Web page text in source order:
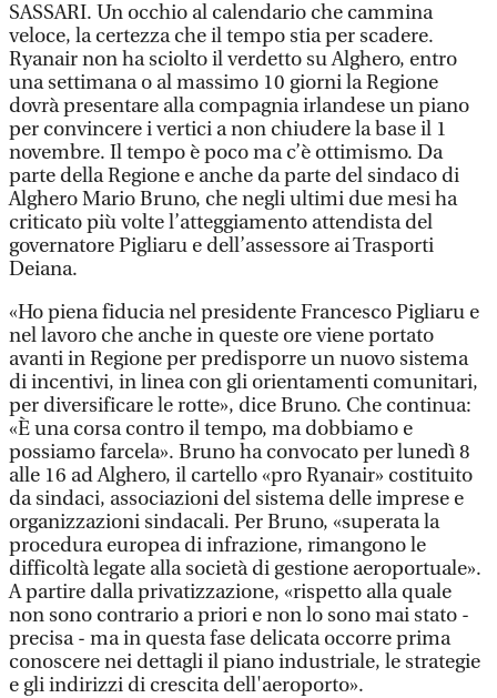
SASSARI. Un occhio al calendario che cammina
veloce, la certezza che il tempo stia per scadere.
Ryanair non ha sciolto il verdetto su Alghero, entro
una settimana o al massimo 10 giorni la Regione
dovrà presentare alla compagnia irlandese un piano
per convincere i vertici a non chiudere la base il 1
novembre. Il tempo è poco ma c’è ottimismo. Da
parte della Regione e anche da parte del sindaco di
Alghero Mario Bruno, che negli ultimi due mesi ha
criticato più volte l’atteggiamento attendista del
governatore Pigliaru e dell’assessore ai Trasporti
Deiana.
«Ho piena fiducia nel presidente Francesco Pigliaru e
nel lavoro che anche in queste ore viene portato
avanti in Regione per predisporre un nuovo sistema
di incentivi, in linea con gli orientamenti comunitari,
per diversificare le rotte», dice Bruno. Che continua:
«È una corsa contro il tempo, ma dobbiamo e
possiamo farcela». Bruno ha convocato per lunedì 8
alle 16 ad Alghero, il cartello «pro Ryanair» costituito
da sindaci, associazioni del sistema delle imprese e
organizzazioni sindacali. Per Bruno, «superata la
procedura europea di infrazione, rimangono le
difficoltà legate alla società di gestione aeroportuale».
A partire dalla privatizzazione, «rispetto alla quale
non sono contrario a priori e non lo sono mai stato -
precisa - ma in questa fase delicata occorre prima
conoscere nei dettagli il piano industriale, le strategie
e gli indirizzi di crescita dell'aeroporto».